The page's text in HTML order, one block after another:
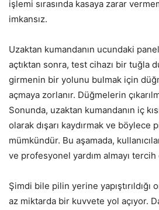
işlemi sırasında kasaya zarar
imkansız.
Uzaktan kumandanın ucundaki
açtıktan sonra, test cihazı bir tuğla
girmenin bir yolunu bulmak için
açmaya zorlanır. Düğmelerin
Sonunda, uzaktan kumandanın iç
olarak dışarı kaydırmak ve böylece
mümkündür. Bu aşamada,
ve profesyonel yardım almayı
Şimdi bile pilin yerine yapıştırıldığı
az miktarda bir kuvvete yol açıyor.